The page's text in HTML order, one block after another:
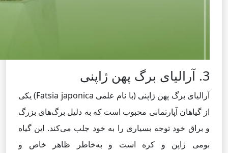
3. آرالیای برگ پهن ژاپنی
آرالیای برگ پهن ژاپنی (با نام علمی Fatsia japonica) یکی
از گیاهان آپارتمانی محبوب است که به دلیل برگ‌های بزرگ
و براق خود توجه بسیاری را به خود جلب می‌کند. این گیاه
بومی ژاپن و کره است و به‌خاطر ظاهر خاص و